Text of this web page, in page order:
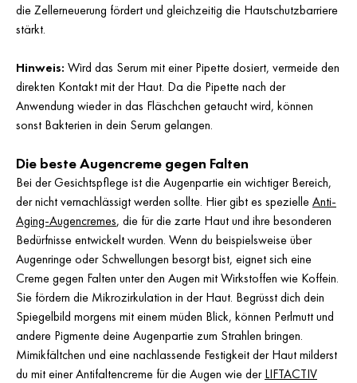
die Zellerneuerung fördert und gleichzeitig die Hautschutzbarriere
stärkt.
Hinweis: Wird das Serum mit einer Pipette dosiert, vermeide den
direkten Kontakt mit der Haut. Da die Pipette nach der
Anwendung wieder in das Fläschchen getaucht wird, können
sonst Bakterien in dein Serum gelangen.
Die beste Augencreme gegen Falten
Bei der Gesichtspflege ist die Augenpartie ein wichtiger Bereich,
der nicht vernachlässigt werden sollte. Hier gibt es spezielleAnti-
Aging-Augencremes, die für die zarte Haut und ihre besonderen
Bedürfnisse entwickelt wurden. Wenn du beispielsweise über
Augenringe oder Schwellungen besorgt bist, eignet sich eine
Creme gegen Falten unter den Augen mit Wirkstoffen wie Koffein.
Sie fördern die Mikrozirkulation in der Haut. Begrüsst dich dein
Spiegelbild morgens mit einem müden Blick, können Perlmutt und
andere Pigmente deine Augenpartie zum Strahlen bringen.
Mimikfältchen und eine nachlassende Festigkeit der Haut milderst
du mit einer Antifaltencreme für die Augen wie derLIFTACTIV